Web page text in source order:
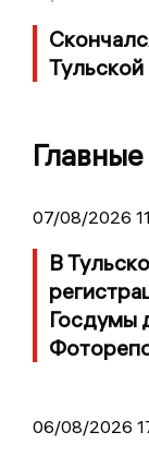
07/08/2026
В
Госдумы
06/08/2026